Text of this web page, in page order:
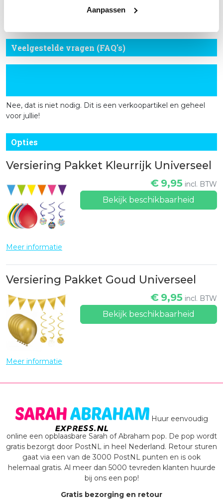
Aanpassen
succes te maken. Wacht niet langer en maak je feest
Veelgestelde vragen (FAQ's)
Nee, dat is niet nodig. Dit is een verkoopartikel en geheel
voor jullie!
Opties
Versiering Pakket Kleurrijk Universeel
€ 9,95 incl. BTW
Bekijk beschikbaarheid
Meer informatie
Versiering Pakket Goud Universeel
€ 9,95 incl. BTW
Bekijk beschikbaarheid
Meer informatie
Huur eenvoudig
online een opblaasbare Sarah of Abraham pop. De pop wordt
gratis bezorgt door PostNL in heel Nederland. Retour sturen
gaat via een van de 3000 PostNL punten en is ook
helemaal gratis. Al meer dan 5000 tevreden klanten huurde
bij ons een pop!
Gratis bezorging en retour